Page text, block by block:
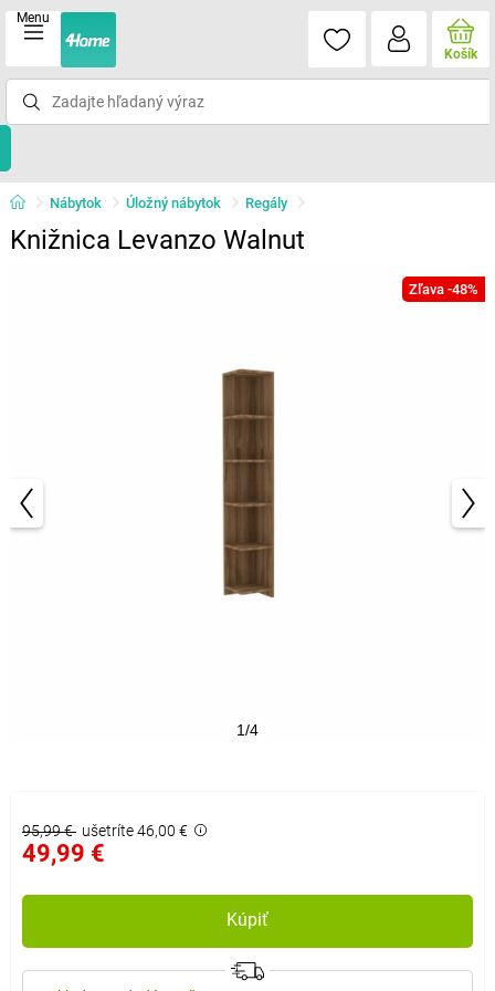
Menu
Košík
Nábytok Úložný nábytok Regály
Knižnica Levanzo Walnut
Zľava -48%
1/4
95,99 € ušetríte 46,00 €
49,99 €
Kúpiť